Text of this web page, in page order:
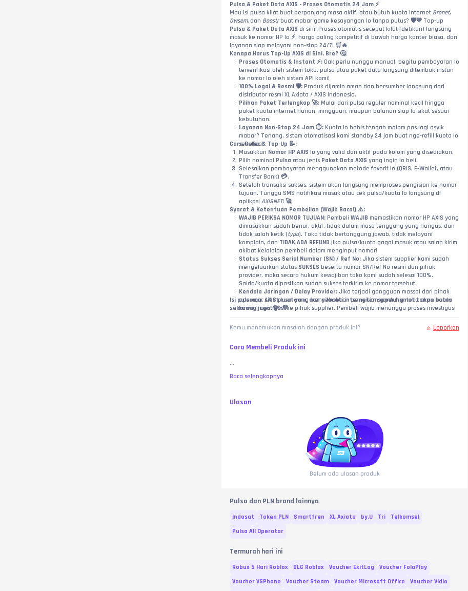
Pulsa & Paket Data AXIS - Proses Otomatis 24 Jam ⚡
Mau isi pulsa kilat buat perpanjang masa aktif, atau butuh kuota internet Bronet,
Owsem, dan Boostr
Pulsa & Paket Data AXIS di sini! Proses otomatis secepat kilat (detikan) langsung
masuk ke nomor HP lo ⚡, harga paling kompetitif di bawah harga konter biasa, dan
layanan siap melayani non-stop 24/7! 🛒🔥
Kenapa Harus Top-Up AXIS di Sini, Bre? 🤔
Proses Otomatis & Instant ⚡: Gak perlu nunggu manual, begitu pembayaran lo
terverifikasi oleh sistem toko, pulsa atau paket data langsung ditembak instan
ke nomor lo oleh sistem API kami!
100% Legal & Resmi 🛡️: Produk dijamin aman dan bersumber langsung dari
distributor resmi XL Axiata / AXIS Indonesia.
Pilihan Paket Terlengkap 🚀: Mulai dari pulsa reguler nominal kecil hingga
paket kuota internet harian, mingguan, maupun bulanan siap lo sikat sesuai
kebutuhan.
Layanan Non-Stop 24 Jam ⏱️: Kuota lo habis tengah malam pas lagi asyik
mabar? Tenang, sistem otomatisasi kami standby 24 jam buat nge-refill kuota lo
seketika!
Cara Order & Top-Up 📝:
Masukkan Nomor HP AXIS lo yang valid dan aktif pada kolom yang disediakan.
Pilih nominal Pulsa atau jenis Paket Data AXIS yang ingin lo beli.
Selesaikan pembayaran menggunakan metode favorit lo (QRIS, E-Wallet, atau
Transfer Bank) 💳.
Setelah transaksi sukses, sistem akan langsung memproses pengisian ke nomor
tujuan. Tunggu SMS notifikasi masuk atau cek pulsa/kuota lo langsung di
aplikasi AXISNET! 🚀
Syarat & Ketentuan Pembelian (Wajib Baca!) ⚠️:
WAJIB PERIKSA NOMOR TUJUAN: Pembeli WAJIB memastikan nomor HP AXIS yang
dimasukkan sudah benar, aktif, tidak dalam masa tenggang yang hangus, dan
tidak salah ketik (typo). Toko tidak bertanggung jawab, tidak melayani
komplain, dan TIDAK ADA REFUND jika pulsa/kuota gagal masuk atau salah kirim
akibat kelalaian pembeli dalam menginput nomor!
Status Sukses Serial Number (SN) / Ref No: Jika sistem supplier kami sudah
mengeluarkan status SUKSES beserta nomor SN/Ref No resmi dari pihak
provider, maka secara hukum kewajiban toko kami sudah selesai 100%.
Saldo/kuota dipastikan sudah sukses terkirim ke nomor tersebut.
Kendala Jaringan / Delay Provider: Jika terjadi gangguan massal dari pihak
operator AXIS pusat yang menyebabkan pengisian gantung, toko akan bantu
kawal investigasi ke pihak supplier. Pembeli wajib menunggu proses investigasi
maksimal 1x24 jam.
Wajib Video Unboxing / Bukti Valid: Jika terjadi klaim pesanan sukses tapi
pulsa/kuota belum masuk, pembeli wajib melampirkan video tanpa potong (no-
diinput, hingga pengecekan langsung ke dalam aplikasi
Isi pulsamu, sikat kuotamu, dan nikmati internetan super hemat tanpa batas
sekarang juga! 🌐✨💜
Kamu menemukan masalah dengan produk ini? Laporkan
Cara Membeli Produk ini
...
Baca selengkapnya
Ulasan
Belum ada ulasan produk
Pulsa dan PLN brand lainnya
Indosat Token PLN Smartfren XL Axiata by.U Tri
Telkomsel
Pulsa All Operator
Termurah hari ini
Robux 5 Hari Roblox DLC Roblox Voucher ExitLag
Voucher FolaPlay
Voucher VSPhone
Voucher Steam Voucher Microsoft Office
Voucher Vidio